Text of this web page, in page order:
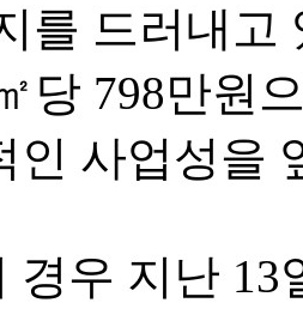
를 드러내고
당 798만원
인 사업성을
경우 지난